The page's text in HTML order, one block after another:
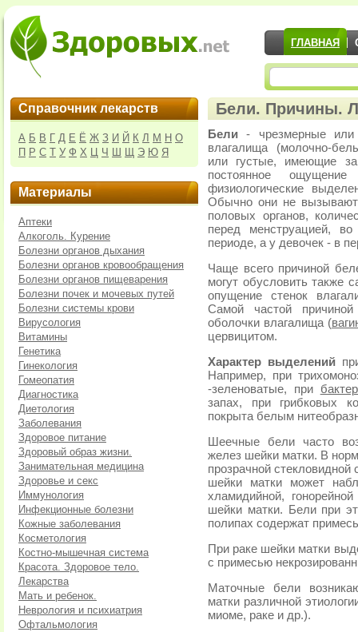
ГЛАВНАЯ
Справочник лекарств
А Б В Г Д Е Ё Ж З И Й К Л М Н О
П Р С Т У Ф Х Ц Ч Ш Щ Э Ю Я
Материалы
Аптеки
Алкоголь. Курение
Болезни органов дыхания
Болезни органов кровообращения
Болезни органов пищеварения
Болезни почек и мочевых путей
Болезни системы крови
Вирусология
Витамины
Генетика
Гинекология
Гомеопатия
Диагностика
Диетология
Заболевания
Здоровое питание
Здоровый образ жизни.
Занимательная медицина
Здоровье и секс
Иммунология
Инфекционные болезни
Кожные заболевания
Косметология
Костно-мышечная система
Красота. Здоровое тело.
Лекарства
Мать и ребенок.
Неврология и психиатрия
Офтальмология
Бели. Причины.
Бели- чрезмерные
влагалища (молочно-
или густые, имеющие
постоянное
физиологические
Обычно они не вызывают
половых органов,
перед менструацией,
периоде, а у девочек - в
Чаще всего причиной
могут обусловить также
опущение стенок
Самой частой
оболочки влагалища (
цервицитом.
Характер выделений
Например, при
-зеленоватые, при
запах, при грибковых
покрыта белым
Шеечные бели часто
желез шейки матки. В
прозрачной
шейки матки может
хламидийной,
шейки матки. Бели при
полипах содержат
При раке шейки матки
с примесью
Маточные бели
матки различной
миоме, раке и др.).